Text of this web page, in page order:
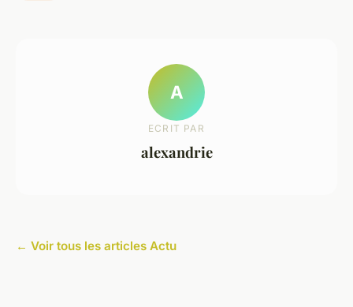
A
ECRIT PAR
alexandrie
← Voir tous les articles Actu